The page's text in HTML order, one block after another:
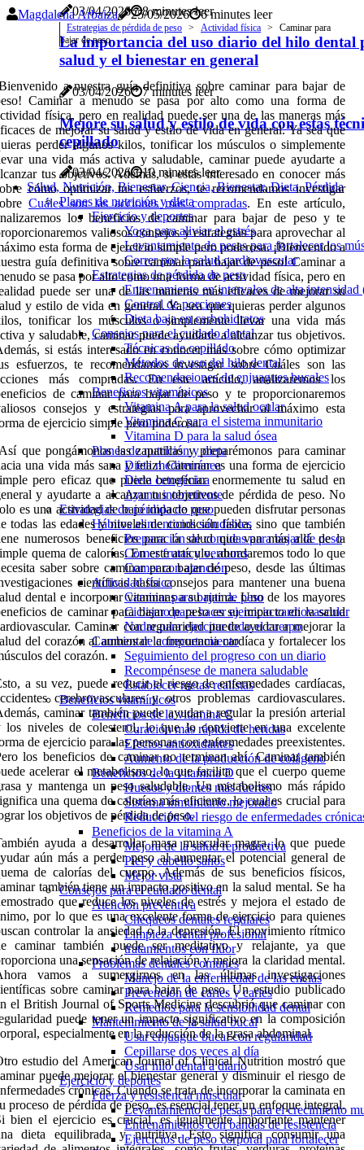
03/04/2026 8 minutes leer
La importancia del uso diario del hilo dental
salud y el bienestar en general
03/04/2026 7 minutes leer
Mejore su salud y estilo de vida con estas
cepillado
03/04/2026
10 minutes leer
Salud, Nutrición, Bienestar, Ciencia, Bienestar, Dieta, Pérdida
Planes de nutrición y dieta
Ejercicio y deportes
Yoga para aliviar el estrés
Levantamiento de pesas para fortalecer los
Correr por la salud cardiovascular
Estrategias de pérdida de peso
Entrenamiento en intervalos de alta
Control de porciones
Dieta baja en carbohidratos
Consejos para el cuidado dental
Técnicas de cepillado
Métodos de uso del hilo dental
Recomendaciones de enjuagues bucales
Beneficios vitamínicos
Vitamina A para la salud ocular
Vitamina C para el sistema inmunitario
Vitamina D para la salud ósea
Planes de nutrición y dieta
Dieta mediterránea
Dieta cetogénica
Ayuno intermitente
Estrategias de pérdida de peso
Hábitos alimenticios saludables
Preparación de comidas para bajar de peso
Comer frutas y verduras
Comer con atención
Actividad física
Caminar para bajar de peso
Ciclismo para hacer ejercicio cardiovascular
Nadar para ejercitar todo el cuerpo
Cambios de comportamiento
Seguimiento del progreso con un diario
Recompénsese de manera saludable
Establecer metas realistas
Beneficios vitamínicos
Beneficios de la vitamina C
Curación más rápida de heridas
Efectos antioxidantes
Aumento de la producción de colágeno
Beneficios de la vitamina D
Huesos y dientes más fuertes
Sistema inmunitario mejorado
Reducción del riesgo de enfermedades
Beneficios de la vitamina A
Mejora de la salud reproductiva
Piel y cabello sanos
Mejor vista
Consejos para el cuidado dental
Atención preventiva
Chequeos dentales regulares
Limpieza dental profesional
tratamientos con flúor
Problemas dentales comunes
Manejo de la enfermedad de las encías
Prevención de caries y caries
Remedios para la sensibilidad dental
Mantenimiento de la salud bucal
Usar enjuague bucal con regularidad
Cepillarse dos veces al día
Usar hilo dental a diario
Ejercicio y deportes
Fuerza y resistencia muscular
Levantamiento de pesas para el crecimiento
Entrenamientos con bandas de resistencia
Ejercicios de peso corporal para fortalecer
Magdalena Arbaiza 25/05/2026 6 minutes leer
Estrategias de pérdida de peso Actividad física
Caminar para
bajar de peso
a nuestra guía definitiva sobre caminar para bajar de
Caminar a menudo se pasa por alto como una forma de
física, pero en realidad puede ser una de las maneras más
de mejorar su salud y estilo de vida en general. Ya sea que
perder algunos kilos, tonificar los músculos o simplemente
una vida más activa y saludable, caminar puede ayudarte a
tus objetivos. Además, si estás interesado en conocer más
cómo optimizar tus esfuerzos, te recomendamos investigar
Cuáles son las acciones más compradas. En este artículo,
los beneficios de caminar para bajar de peso y te
valiosos consejos y estrategias para aprovechar al
esta forma de ejercicio simple pero poderosa. ¡Bienvenido a
guía definitiva sobre caminar para bajar de peso! Caminar a
se pasa por alto como una forma de actividad física, pero en
puede ser una de las maneras más eficaces de mejorar su
y estilo de vida en general. Ya sea que quieras perder algunos
tonificar los músculos o simplemente llevar una vida más
y saludable, caminar puede ayudarte a alcanzar tus objetivos.
si estás interesado en conocer más sobre cómo optimizar
esfuerzos, te recomendamos investigar sobre Cuáles son las
más compradas. En este artículo, analizaremos los
de caminar para bajar de peso y te proporcionaremos
consejos y estrategias para aprovechar al máximo esta
de ejercicio simple pero poderosa.
que pongámonos las zapatillas y preparémonos para caminar
una vida más sana y feliz! Caminar es una forma de ejercicio
pero eficaz que puede beneficiar enormemente tu salud en
y ayudarte a alcanzar tus objetivos de pérdida de peso. No
es una actividad de bajo impacto que pueden disfrutar personas
todas las edades y niveles de condición física, sino que también
numerosos beneficios para la salud que van más allá de la
quema de calorías. En este artículo, abordaremos todo lo que
saber sobre caminar para bajar de peso, desde las últimas
científicas hasta consejos para mantener una buena
dental e incorporar vitaminas a su rutina. Uno de los mayores
de caminar para bajar de peso es su impacto en la salud
Caminar con regularidad puede ayudar a mejorar la
del corazón al aumentar la frecuencia cardíaca y fortalecer los
del corazón.
a su vez, puede reducir el riesgo de enfermedades cardíacas,
cerebrovasculares y otros problemas cardiovasculares.
caminar también puede ayudar a regular la presión arterial
los niveles de colesterol, lo que lo convierte en una excelente
de ejercicio para las personas con enfermedades preexistentes.
los beneficios de caminar no terminan ahí. Caminar también
acelerar el metabolismo, lo que facilita que el cuerpo queme
y mantenga un peso saludable. Un metabolismo más rápido
una quema de calorías más eficiente, lo cual es crucial para
los objetivos de pérdida de peso.
ayuda a desarrollar masa muscular magra, lo que puede
aún más a perder peso al aumentar el potencial general de
de calorías del cuerpo. Además de sus beneficios físicos,
también tiene un impacto positivo en la salud mental. Se ha
que reduce los niveles de estrés y mejora el estado de
por lo que es una excelente forma de ejercicio para quienes
controlar la ansiedad o la depresión. El movimiento rítmico
caminar también puede ser meditativo y relajante, ya que
una sensación de relajación y mejora la claridad mental.
vamos a sumergirnos en las últimas investigaciones
sobre caminar para bajar de peso. Un estudio publicado
el British Journal of Sports Medicine descubrió que caminar con
puede tener un impacto significativo en la composición
especialmente en la reducción de la grasa abdominal.
estudio del American Journal of Clinical Nutrition mostró que
puede mejorar el bienestar general y disminuir el riesgo de
crónicas. Cuando se trata de incorporar la caminata en
proceso de pérdida de peso, es esencial tener un enfoque integral.
bien el ejercicio es crucial, es igualmente importante mantener
dieta equilibrada y nutritiva. Esto significa consumir una